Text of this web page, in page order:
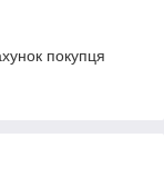
покупця